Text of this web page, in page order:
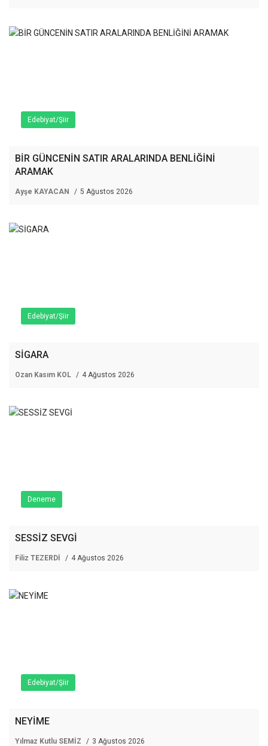
Edebiyat/Şiir
BİR GÜNCENİN SATIR ARALARINDA BENLİĞİNİ
ARAMAK
Ayşe KAYACAN 5 Ağustos 2026
Edebiyat/Şiir
SİGARA
Ozan Kasım KOL 4 Ağustos 2026
Deneme
SESSİZ SEVGİ
Filiz TEZERDİ 4 Ağustos 2026
Edebiyat/Şiir
NEYİME
Yılmaz Kutlu SEMİZ 3 Ağustos 2026